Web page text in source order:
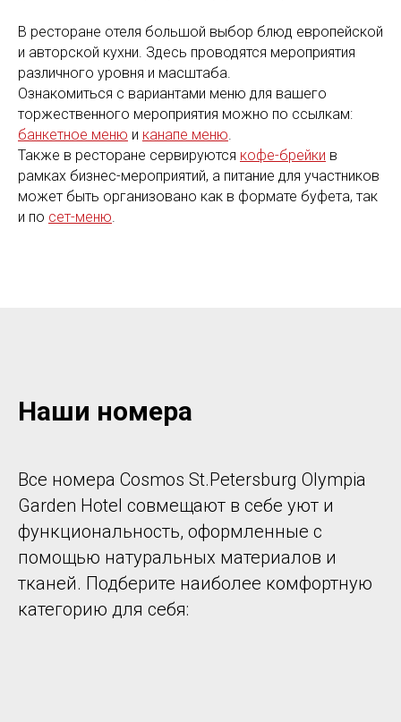
В ресторане отеля большой выбор блюд европейской
и авторской кухни. Здесь проводятся мероприятия
различного уровня и масштаба.
Ознакомиться с вариантами меню для вашего
торжественного мероприятия можно по ссылкам:
банкетное меню и канапе меню.
Также в ресторане сервируются кофе-брейки в
рамках бизнес-мероприятий, а питание для участников
может быть организовано как в формате буфета, так
и по сет-меню.
Наши номера
Все номера Cosmos St.Petersburg Olympia
Garden Hotel совмещают в себе уют и
функциональность, оформленные с
помощью натуральных материалов и
тканей. Подберите наиболее комфортную
категорию для себя: